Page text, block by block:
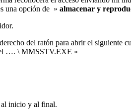
una opción de » almacenar y
del ratón para abrir el siguiente
…. \ MMSSTV.EXE »
al inicio y al final.